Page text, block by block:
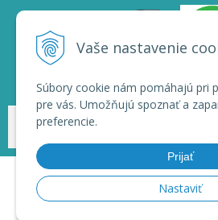
Vaše nastavenie
Súbory cookie nám pomáhajú pri
pre vás. Umožňujú spoznať a
preferencie.
Prijať
Nastaviť
© 2026 HAKL | Veľkoobchod •